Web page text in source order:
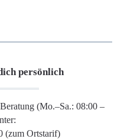
persönlich
(Mo.–Sa.: 08:00 –
(zum Ortstarif)